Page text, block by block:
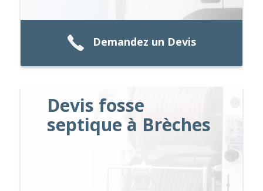
Demandez un Devis
Devis fosse
septique à Brèches